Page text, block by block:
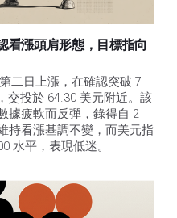
看漲頭肩形態，目標指向
二日上漲，在確認突破 7
交投於 64.30 美元附近。該
據疲軟而反彈，錄得自 2
持看漲基調不變，而美元指
水平，表現低迷。